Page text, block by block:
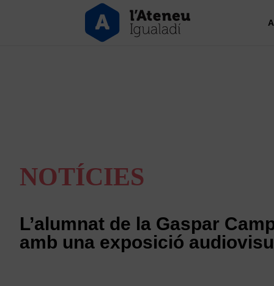
NOTÍCIES
L’alumnat de la Gaspar
amb una exposició